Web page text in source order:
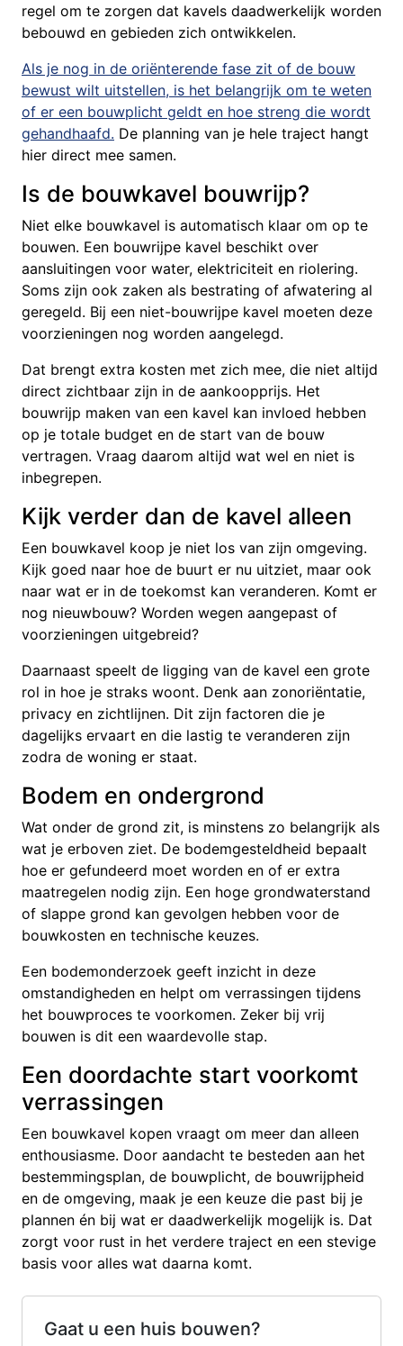
regel om te zorgen dat kavels daadwerkelijk worden
bebouwd en gebieden zich ontwikkelen.
Als je nog in de oriënterende fase zit of de bouw
bewust wilt uitstellen, is het belangrijk om te weten
of er een bouwplicht geldt en hoe streng die wordt
gehandhaafd. De planning van je hele traject hangt
hier direct mee samen.
Is de bouwkavel bouwrijp?
Niet elke bouwkavel is automatisch klaar om op te
bouwen. Een bouwrijpe kavel beschikt over
aansluitingen voor water, elektriciteit en riolering.
Soms zijn ook zaken als bestrating of afwatering al
geregeld. Bij een niet-bouwrijpe kavel moeten deze
voorzieningen nog worden aangelegd.
Dat brengt extra kosten met zich mee, die niet altijd
direct zichtbaar zijn in de aankoopprijs. Het
bouwrijp maken van een kavel kan invloed hebben
op je totale budget en de start van de bouw
vertragen. Vraag daarom altijd wat wel en niet is
inbegrepen.
Kijk verder dan de kavel alleen
Een bouwkavel koop je niet los van zijn omgeving.
Kijk goed naar hoe de buurt er nu uitziet, maar ook
naar wat er in de toekomst kan veranderen. Komt er
nog nieuwbouw? Worden wegen aangepast of
voorzieningen uitgebreid?
Daarnaast speelt de ligging van de kavel een grote
rol in hoe je straks woont. Denk aan zonoriëntatie,
privacy en zichtlijnen. Dit zijn factoren die je
dagelijks ervaart en die lastig te veranderen zijn
zodra de woning er staat.
Bodem en ondergrond
Wat onder de grond zit, is minstens zo belangrijk als
wat je erboven ziet. De bodemgesteldheid bepaalt
hoe er gefundeerd moet worden en of er extra
maatregelen nodig zijn. Een hoge grondwaterstand
of slappe grond kan gevolgen hebben voor de
bouwkosten en technische keuzes.
Een bodemonderzoek geeft inzicht in deze
omstandigheden en helpt om verrassingen tijdens
het bouwproces te voorkomen. Zeker bij vrij
bouwen is dit een waardevolle stap.
Een doordachte start voorkomt
verrassingen
Een bouwkavel kopen vraagt om meer dan alleen
enthousiasme. Door aandacht te besteden aan het
bestemmingsplan, de bouwplicht, de bouwrijpheid
en de omgeving, maak je een keuze die past bij je
plannen én bij wat er daadwerkelijk mogelijk is. Dat
zorgt voor rust in het verdere traject en een stevige
basis voor alles wat daarna komt.
Gaat u een huis bouwen?